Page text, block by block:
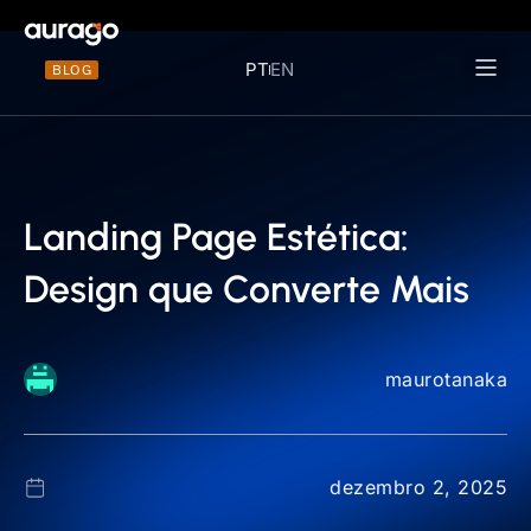
BLOG PTEN
Landing Page Estética:
Design que Converte Mais
maurotanaka
dezembro 2, 2025